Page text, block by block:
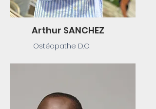
Arthur SANCHEZ
Ostéopathe D.O.